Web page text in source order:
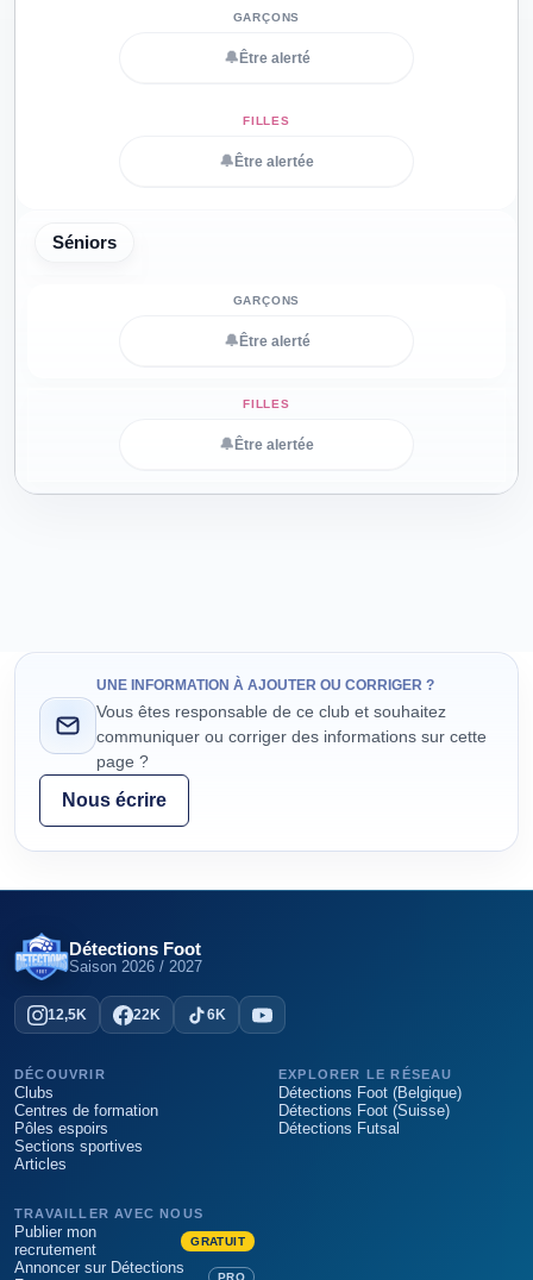
🔔 Être alerté
🔔 Être alertée
Séniors
🔔 Être alerté
🔔 Être alertée
UNE INFORMATION À AJOUTER OU CORRIGER ?
Vous êtes responsable de ce club et souhaitez
communiquer ou corriger des informations sur cette
page ?
Nous écrire
Détections Foot
Saison 2026 / 2027
12,5K 22K 6K
DÉCOUVRIR
Clubs
Centres de formation
Pôles espoirs
Sections sportives
Articles
EXPLORER LE RÉSEAU
Détections Foot (Belgique)
Détections Foot (Suisse)
Détections Futsal
TRAVAILLER AVEC NOUS
Publier mon
recrutement
GRATUIT
Annoncer sur Détections
PRO